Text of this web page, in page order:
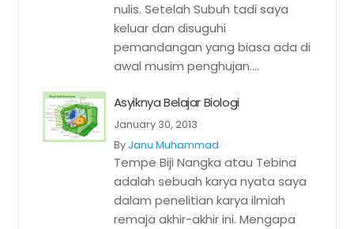
nulis. Setelah Subuh tadi saya
keluar dan disuguhi
pemandangan yang biasa ada di
awal musim penghujan....
Asyiknya Belajar Biologi
January 30, 2013
By Janu Muhammad
Tempe Biji Nangka atau Tebina
adalah sebuah karya nyata saya
dalam penelitian karya ilmiah
remaja akhir-akhir ini. Mengapa